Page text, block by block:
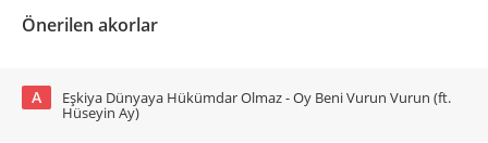
Önerilen akorlar
A Eşkiya Dünyaya Hükümdar Olmaz - Oy Beni Vurun Vurun (ft.
Hüseyin Ay)